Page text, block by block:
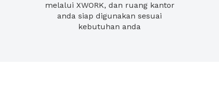
melalui XWORK, dan ruang kantor
anda siap digunakan sesuai
kebutuhan anda